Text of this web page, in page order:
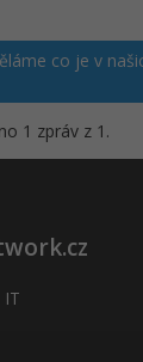
co je v
1 zpráv z 1.
IT